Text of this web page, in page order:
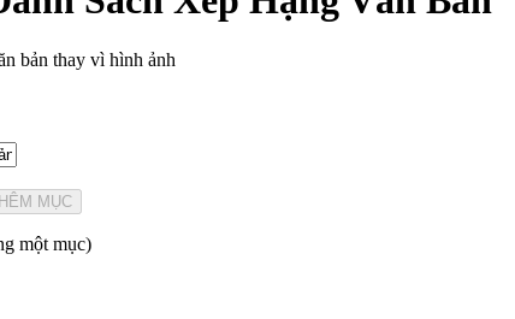
bản thay vì hình ảnh
MỤC
một mục)